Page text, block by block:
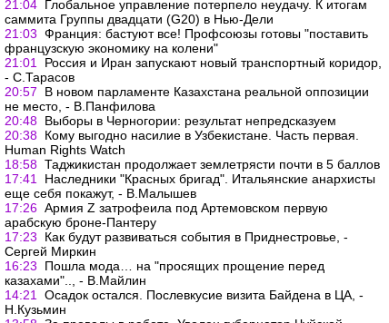
21:04 Глобальное управление потерпело неудачу. К итогам
саммита Группы двадцати (G20) в Нью-Дели
21:03 Франция: бастуют все! Профсоюзы готовы "поставить
французскую экономику на колени"
21:01
Россия и Иран запускают новый транспортный коридор,
- С.Тарасов
20:57
В новом парламенте Казахстана реальной оппозиции
не место, - В.Панфилова
20:48 Выборы в Черногории: результат непредсказуем
20:38 Кому выгодно насилие в Узбекистане. Часть первая.
Human Rights Watch
18:58 Таджикистан продолжает землетрясти почти в 5 баллов
17:41
Наследники "Красных бригад". Итальянские анархисты
еще себя покажут, - В.Малышев
17:26 Армия Z затрофеила под Артемовском первую
арабскую броне-Пантеру
17:23
Как будут развиваться события в Приднестровье, -
Сергей Миркин
16:23
Пошла мода… на "просящих прощение перед
казахами".., - В.Майлин
14:21
Осадок остался. Послевкусие визита Байдена в ЦА, -
Н.Кузьмин